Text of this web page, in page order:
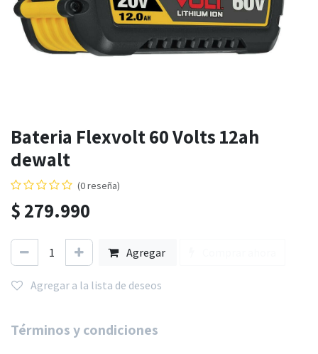
Bateria Flexvolt 60 Volts 12ah
dewalt
(0 reseña)
$279.990
Agregar
Agregar a la lista de deseos
Términos y condiciones